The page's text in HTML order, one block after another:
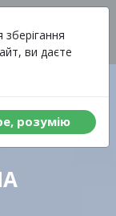
ви даєте
розумiю
Вартість